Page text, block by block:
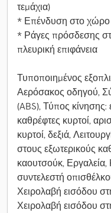
τεμάχια)
* Επένδυση στο χώρο
* Ράγες πρόσδεσης
πλευρική επιφάνεια
Τυποποιημένος
Αερόσακος οδηγού,
(ABS), Τύπος κίνησης:
καθρέφτες κυρτοί,
κυρτοί, δεξιά,
στους εξωτερικούς
καουτσούκ,
συντελεστή
Χειρολαβή εισόδου
Χειρολαβή εισόδου